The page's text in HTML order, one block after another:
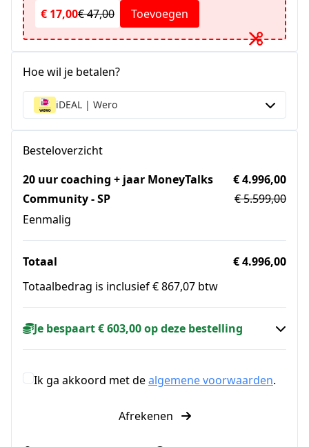
€ 17,00€ 47,00 Toevoegen
Hoe wil je betalen?
iDEAL | Wero
Besteloverzicht
20 uur coaching + jaar MoneyTalks
Community - SP
Eenmalig
€ 4.996,00
€ 5.599,00
Totaal
€ 4.996,00
Totaalbedrag is inclusief € 867,07 btw
Je bespaart € 603,00 op deze bestelling
Ik ga akkoord met dealgemene voorwaarden.
Afrekenen